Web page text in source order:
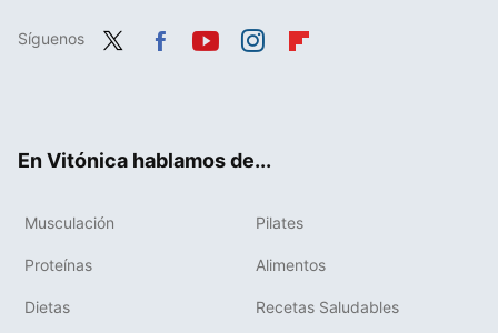
Síguenos
En Vitónica hablamos de...
Musculación Pilates
Proteínas Alimentos
Dietas Recetas Saludables